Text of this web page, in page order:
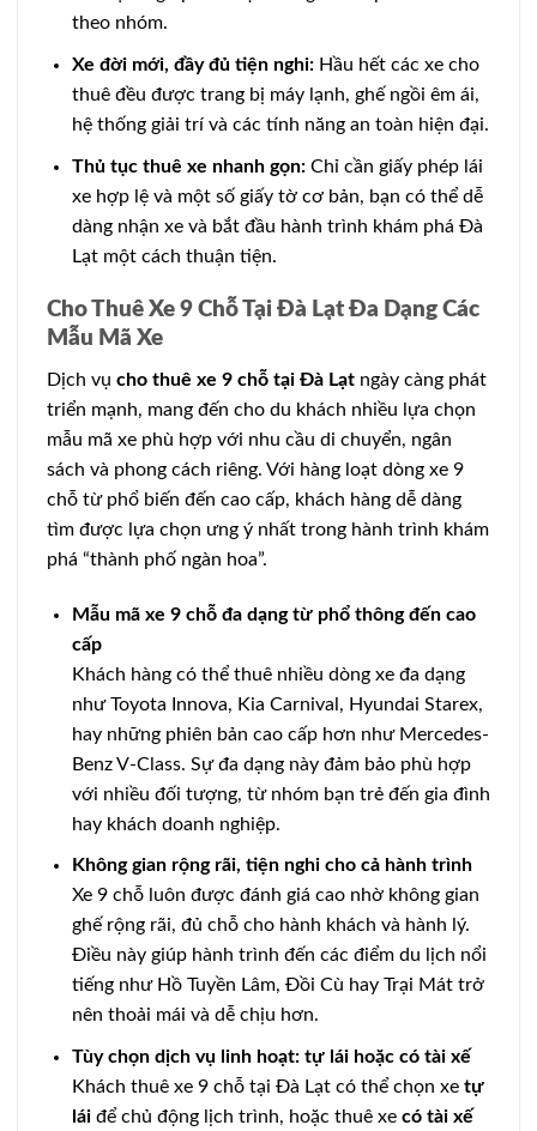
theo nhóm.
Xe đời mới, đầy đủ tiện nghi:Hầu hết các xe cho
thuê đều được trang bị máy lạnh, ghế ngồi êm ái,
hệ thống giải trí và các tính năng an toàn hiện đại.
Thủ tục thuê xe nhanh gọn:Chỉ cần giấy phép lái
xe hợp lệ và một số giấy tờ cơ bản, bạn có thể dễ
dàng nhận xe và bắt đầu hành trình khám phá Đà
Lạt một cách thuận tiện.
Cho Thuê Xe 9 Chỗ Tại Đà Lạt Đa Dạng Các
Mẫu Mã Xe
Dịch vụ cho thuê xe 9 chỗ tại Đà Lạt ngày càng phát
triển mạnh, mang đến cho du khách nhiều lựa chọn
mẫu mã xe phù hợp với nhu cầu di chuyển, ngân
sách và phong cách riêng. Với hàng loạt dòng xe 9
chỗ từ phổ biến đến cao cấp, khách hàng dễ dàng
tìm được lựa chọn ưng ý nhất trong hành trình khám
phá “thành phố ngàn hoa”.
Mẫu mã xe 9 chỗ đa dạng từ phổ thông đến cao
cấp
Khách hàng có thể thuê nhiều dòng xe đa dạng
như Toyota Innova, Kia Carnival, Hyundai Starex,
hay những phiên bản cao cấp hơn như Mercedes-
Benz V-Class. Sự đa dạng này đảm bảo phù hợp
với nhiều đối tượng, từ nhóm bạn trẻ đến gia đình
hay khách doanh nghiệp.
Không gian rộng rãi, tiện nghi cho cả hành trình
Xe 9 chỗ luôn được đánh giá cao nhờ không gian
ghế rộng rãi, đủ chỗ cho hành khách và hành lý.
Điều này giúp hành trình đến các điểm du lịch nổi
tiếng như Hồ Tuyền Lâm, Đồi Cù hay Trại Mát trở
nên thoải mái và dễ chịu hơn.
Tùy chọn dịch vụ linh hoạt: tự lái hoặc có tài xế
Khách thuê xe 9 chỗ tại Đà Lạt có thể chọn xe tự
láiđể chủ động lịch trình, hoặc thuê xe có tài xế